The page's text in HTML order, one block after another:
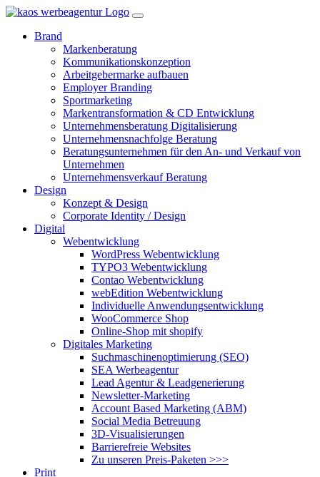
Brand
Markenberatung
Kommunikationskonzeption
Arbeitgebermarke aufbauen
Employer Branding
Sportmarketing
Markentransformation & CD Entwicklung
Unternehmensberatung Digitalisierung
Unternehmensnachfolge Beratung
Beratungsunternehmen für den An- und Verkauf von
Unternehmen
Unternehmensverkauf Beratung
Design
Konzept & Design
Corporate Identity / Design
Digital
Webentwicklung
WordPress Webentwicklung
TYPO3 Webentwicklung
Contao Webentwicklung
webEdition Webentwicklung
Individuelle Anwendungsentwicklung
WooCommerce Shop
Online-Shop mit shopify
Digitales Marketing
Suchmaschinenoptimierung (SEO)
SEA Werbeagentur
Lead Agentur & Leadgenerierung
Newsletter-Marketing
Account Based Marketing (ABM)
Social Media Betreuung
3D-Visualisierungen
Barrierefreie Websites
Zu unseren Preis-Paketen >>>
Print